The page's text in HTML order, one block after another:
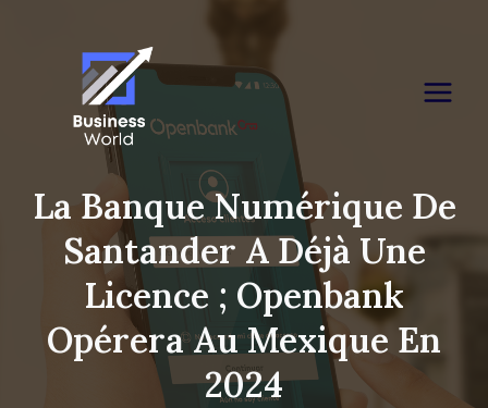
La Banque Numérique De
Santander A Déjà Une
Licence ; Openbank
Opérera Au Mexique En
2024